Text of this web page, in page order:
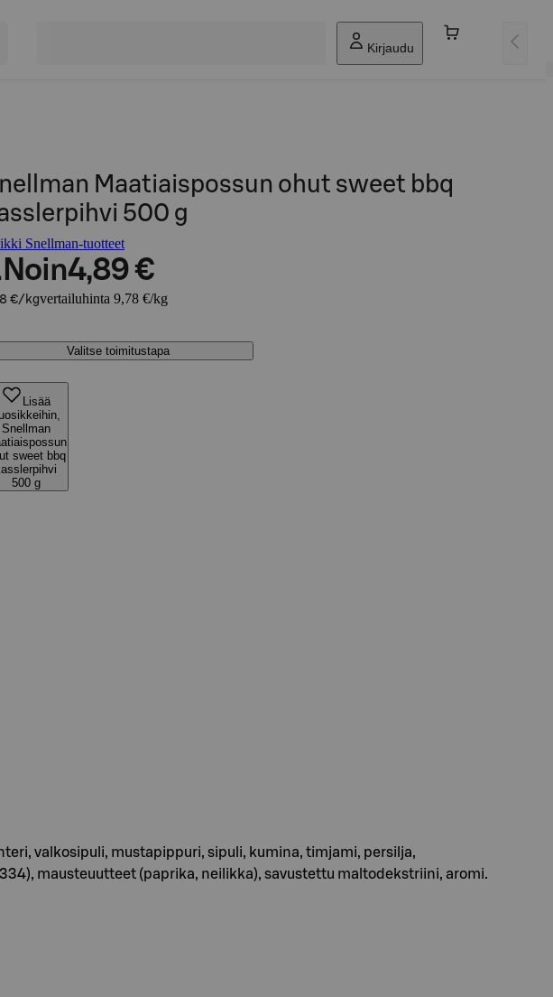
Kirjaudu
Maatiaispossun ohut sweet bbq
500 g
Snellman-tuotteet
Noin4,89 €
€/kgvertailuhinta 9,78 €/kg
Valitse toimitustapa
Lisää
Snellman
sweet bbq
500 g
valkosipuli, mustapippuri, sipuli, kumina, timjami, persilja,
mausteuutteet (paprika, neilikka), savustettu maltodekstriini, aromi.